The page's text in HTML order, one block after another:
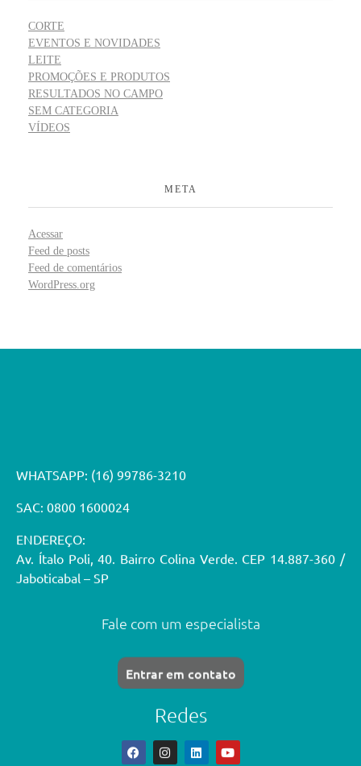
CORTE
EVENTOS E NOVIDADES
LEITE
PROMOÇÕES E PRODUTOS
RESULTADOS NO CAMPO
SEM CATEGORIA
VÍDEOS
META
Acessar
Feed de posts
Feed de comentários
WordPress.org
WHATSAPP: (16) 99786-3210
SAC: 0800 1600024
ENDEREÇO:
Av. Ítalo Poli, 40. Bairro Colina Verde. CEP 14.887-360 /
Jaboticabal – SP
Fale com um especialista
Entrar em contato
Redes